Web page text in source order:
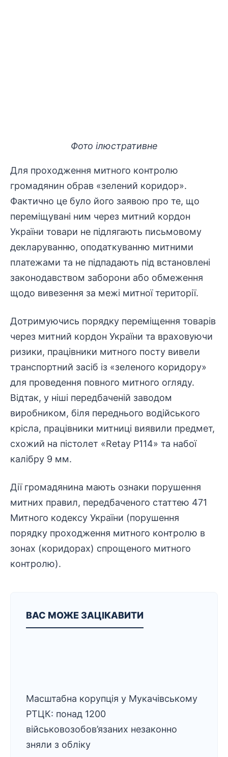
Фото ілюстративне
Для проходження митного контролю
громадянин обрав «зелений коридор».
Фактично це було його заявою про те, що
переміщувані ним через митний кордон
України товари не підлягають письмовому
декларуванню, оподаткуванню митними
платежами та не підпадають під встановлені
законодавством заборони або обмеження
щодо вивезення за межі митної території.
Дотримуючись порядку переміщення товарів
через митний кордон України та враховуючи
ризики, працівники митного посту вивели
транспортний засіб із «зеленого коридору»
для проведення повного митного огляду.
Відтак, у ніші передбаченій заводом
виробником, біля переднього водійського
крісла, працівники митниці виявили предмет,
схожий на пістолет «Retay P114» та набої
калібру 9 мм.
Дії громадянина мають ознаки порушення
митних правил, передбаченого статтею 471
Митного кодексу України (порушення
порядку проходження митного контролю в
зонах (коридорах) спрощеного митного
контролю).
ВАС МОЖЕ ЗАЦІКАВИТИ
Масштабна корупція у Мукачівському
РТЦК: понад 1200
військовозобов’язаних незаконно
зняли з обліку